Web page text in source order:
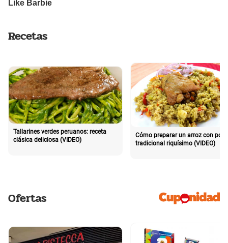
Recetas
Tallarines verdes peruanos: receta
clásica deliciosa (VIDEO)
Cómo preparar un arroz con pollo
tradicional riquísimo (VIDEO)
Ofertas